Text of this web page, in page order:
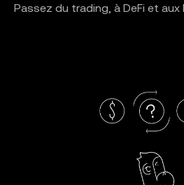
Passez du trading, à DeFi et aux